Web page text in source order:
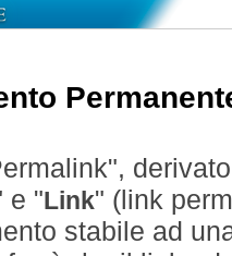
e "Link" (link
stabile ad